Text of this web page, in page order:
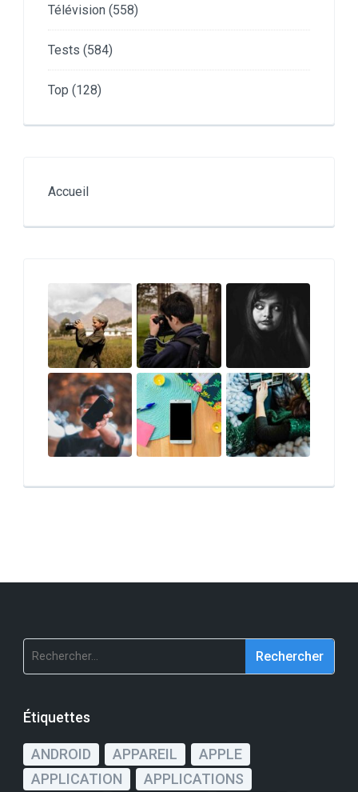
Télévision (558)
Tests (584)
Top (128)
Accueil
Rechercher :
Étiquettes
ANDROID APPAREIL
APPLE
APPLICATION
APPLICATIONS